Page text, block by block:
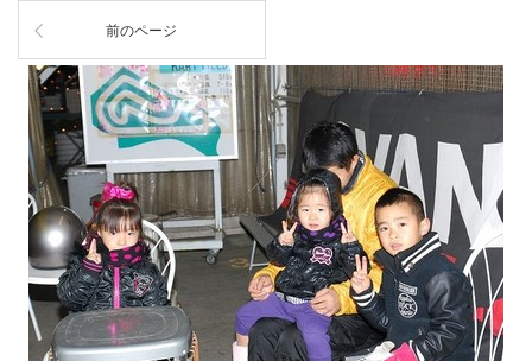
前のページ